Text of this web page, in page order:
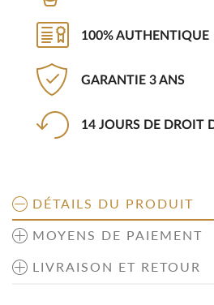
100% AUTHENTIQUE
GARANTIE 3 ANS
14 JOURS DE DROIT
DÉTAILS DU PRODUIT
MOYENS DE PAIEMENT
LIVRAISON ET RETOUR